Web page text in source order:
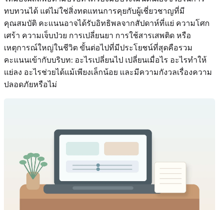
ทบทวนได้ แต่ไม่ใช่สิ่งทดแทนการคุยกับผู้เชี่ยวชาญที่มี
คุณสมบัติ คะแนนอาจได้รับอิทธิพลจากสัปดาห์ที่แย่ ความโศก
เศร้า ความเจ็บป่วย การเปลี่ยนยา การใช้สารเสพติด หรือ
เหตุการณ์ใหญ่ในชีวิต ขั้นต่อไปที่มีประโยชน์ที่สุดคือรวม
คะแนนเข้ากับบริบท: อะไรเปลี่ยนไป เปลี่ยนเมื่อไร อะไรทำให้
แย่ลง อะไรช่วยได้แม้เพียงเล็กน้อย และมีความกังวลเรื่องความ
ปลอดภัยหรือไม่